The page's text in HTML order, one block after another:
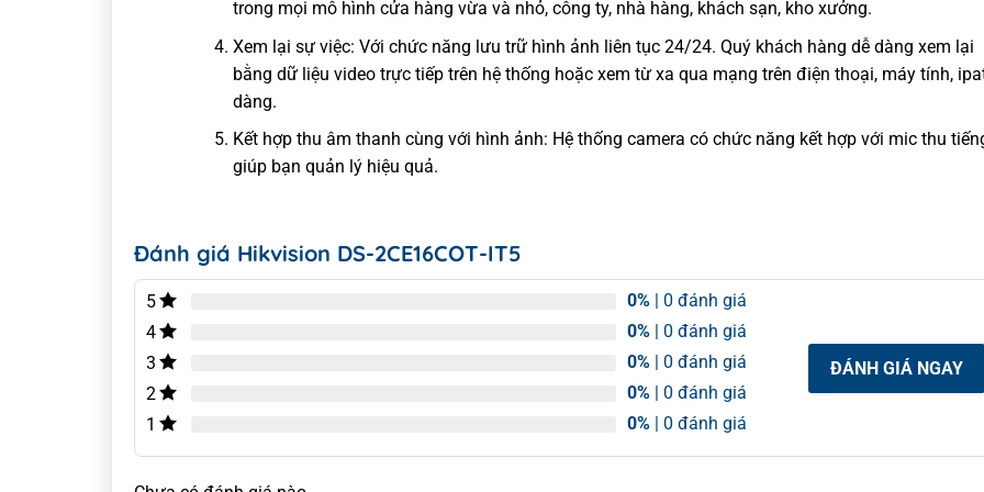
trong mọi mô hình cửa hàng vừa và nhỏ, công ty, nhà hàng, khách sạn, kho xưởng.
Xem lại sự việc: Với chức năng lưu trữ hình ảnh liên tục 24/24. Quý khách hàng dễ dàng xem lại
bằng dữ liệu video trực tiếp trên hệ thống hoặc xem từ xa qua mạng trên điện thoại, máy tính,
dàng.
Kết hợp thu âm thanh cùng với hình ảnh: Hệ thống camera có chức năng kết hợp với mic thu
giúp bạn quản lý hiệu quả.
Đánh giá Hikvision DS-2CE16COT-IT5
5 0% | 0 đánh giá
4
0% | 0 đánh giá
3
0% | 0 đánh giá
2
0% | 0 đánh giá
1
0% | 0 đánh giá
ĐÁNH GIÁ NGAY